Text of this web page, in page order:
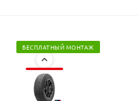
БЕСПЛАТНЫЙ МОНТАЖ